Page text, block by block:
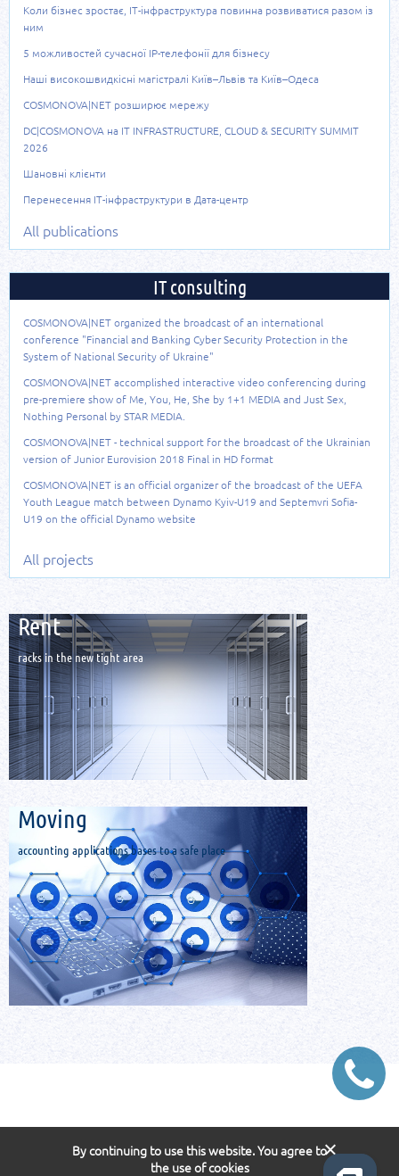
Коли бізнес зростає, ІТ-інфраструктура повинна розвиватися разом із
ним
5 можливостей сучасної IP-телефонії для бізнесу
Наші високошвидкісні магістралі Київ–Львів та Київ–Одеса
COSMONOVA|NET розширює мережу
DC|COSMONOVA на IT INFRASTRUCTURE, CLOUD & SECURITY SUMMIT
2026
Шановні клієнти
Перенесення ІТ-інфраструктури в Дата-центр
All publications
IT consulting
COSMONOVA|NET organized the broadcast of an international
conference "Financial and Banking Cyber Security Protection in the
System of National Security of Ukraine"
COSMONOVA|NET accomplished interactive video conferencing during
pre-premiere show of Me, You, He, She by 1+1 MEDIA and Just Sex,
Nothing Personal by STAR MEDIA.
COSMONOVA|NET - technical support for the broadcast of the Ukrainian
version of Junior Eurovision 2018 Final in HD format
COSMONOVA|NET is an official organizer of the broadcast of the UEFA
Youth League match between Dynamo Kyiv-U19 and Septemvri Sofia-
U19 on the official Dynamo website
All projects
Rent
racks in the new tight area
Мoving
accounting applications bases to a safe place
By continuing to use this website. You agree to
the use of cookies